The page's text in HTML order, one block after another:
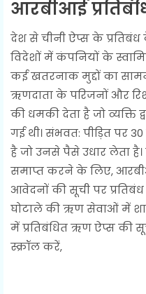
आरबीआई
देश से चीनी ऐप्स के
विदेशों में कंपनियों के
कई खतरनाक मुद्दों का
ऋणदाता के परिजनों और
की धमकी देता है जो व्यक्ति
गई थी। संभवत: पीड़ित पर
है जो उनसे पैसे उधार लेता
समाप्त करने के लिए,
आवेदनों की सूची पर
घोटाले की ऋण सेवाओं में
में प्रतिबंधित ऋण ऐप्स की
स्क्रॉल करें,